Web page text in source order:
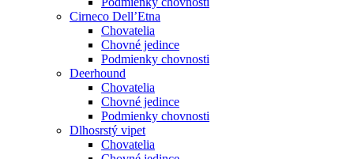
Cirneco Dell’Etna
Chovatelia
Chovné jedince
Podmienky chovnosti
Deerhound
Chovatelia
Chovné jedince
Podmienky chovnosti
Dlhosrstý vipet
Chovatelia